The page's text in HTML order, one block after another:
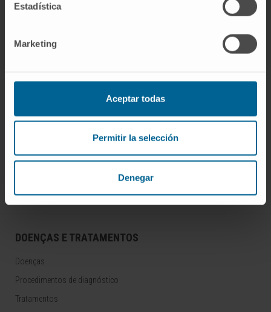
Estadística
Marketing
Aceptar todas
Permitir la selección
Denegar
Inscrever-se no nosso boletim
ASSINAR
DOENÇAS E TRATAMENTOS
Doenças
Procedimentos de diagnóstico
Tratamentos